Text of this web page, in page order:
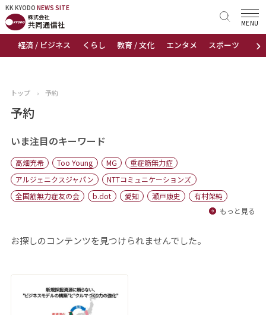
KK KYODO NEWS SITE
›
経済 / ビジネス くらし 教育 / 文化 エンタメ スポーツ 地域
MENU
KK KYODONEWS SITE
トップページ
ニュース
おすすめコンテンツ
出版物
会社概要
トップ › 予約
予約
いま注目のキーワード
高畑充希 Too Young MG
重症筋無力症
アルジェニクスジャパン
NTTコミュニケーションズ
全国筋無力症友の会
b.dot 愛知 瀬戸康史
有村架純
もっと見る
お探しのコンテンツを見つけられませんでした。